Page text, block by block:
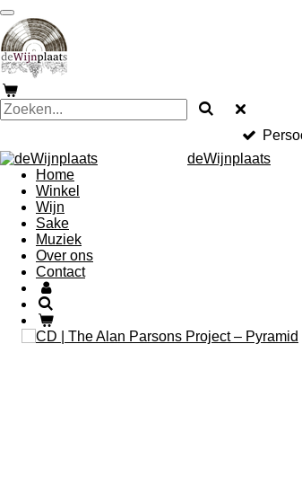
Ga
direct
naar
de
hoofdinhoud
deWijnplaats
Home
Winkel
Wijn
Sake
Muziek
Over ons
Contact